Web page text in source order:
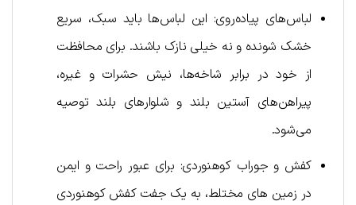
لباس‌های پیاده‌روی: این لباس‌ها باید سبک، سریع
خشک شونده و نه خیلی نازک باشند. برای محافظت
از خود در برابر شاخه‌ها، نیش حشرات و غیره،
پیراهن‌های آستین بلند و شلوارهای بلند توصیه
می‌شود.
کفش و جوراب کوهنوردی: برای عبور راحت و ایمن
در زمین های مختلط، به یک جفت کفش کوهنوردی